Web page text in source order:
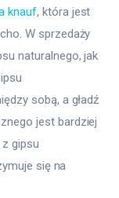
knauf, która jest
W sprzedaży
naturalnego, jak
sobą, a gładź
jest bardziej
gipsu
się na